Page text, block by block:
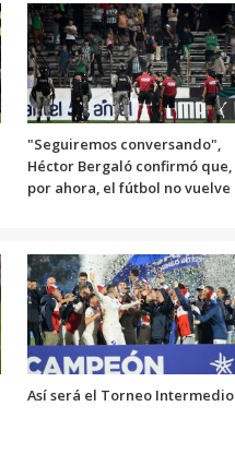
"Seguiremos conversando",
Héctor Bergaló confirmó que,
por ahora, el fútbol no vuelve
Así será el Torneo Intermedio